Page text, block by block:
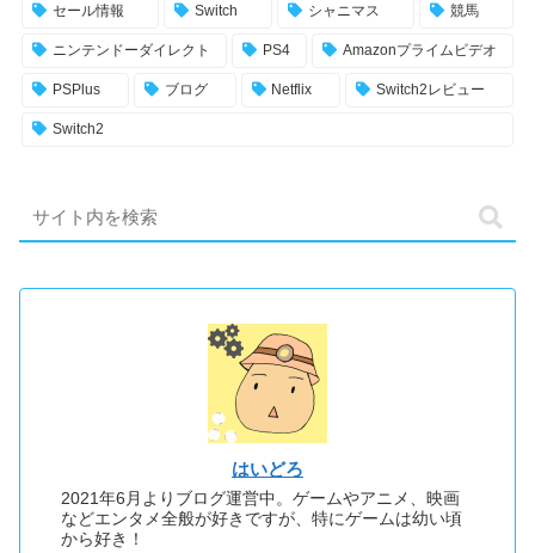
セール情報 Switch シャニマス 競馬
ニンテンドーダイレクト PS4 Amazonプライムビデオ
PSPlus ブログ Netflix Switch2レビュー
Switch2
はいどろ
2021年6月よりブログ運営中。ゲームやアニメ、映画
などエンタメ全般が好きですが、特にゲームは幼い頃
から好き！